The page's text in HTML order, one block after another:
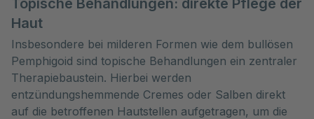
Topische Behandlungen: direkte Pflege der
Haut
Insbesondere bei milderen Formen wie dem bullösen
Pemphigoid sind topische Behandlungen ein zentraler
Therapiebaustein. Hierbei werden
entzündungshemmende Cremes oder Salben direkt
auf die betroffenen Hautstellen aufgetragen, um die